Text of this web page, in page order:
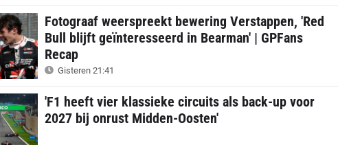
Fotograaf weerspreekt bewering Verstappen, 'Red
Bull blijft geïnteresseerd in Bearman' | GPFans
Recap
Gisteren 21:41
'F1 heeft vier klassieke circuits als back-up voor
2027 bij onrust Midden-Oosten'